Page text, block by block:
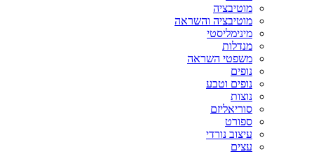
מוטיבציה
מוטיבציה והשראה
מינימליסטי
מנדלות
משפטי השראה
נופים
נופים וטבע
נוצות
סוריאליזם
ספורט
עיצוב נורדי
עצים